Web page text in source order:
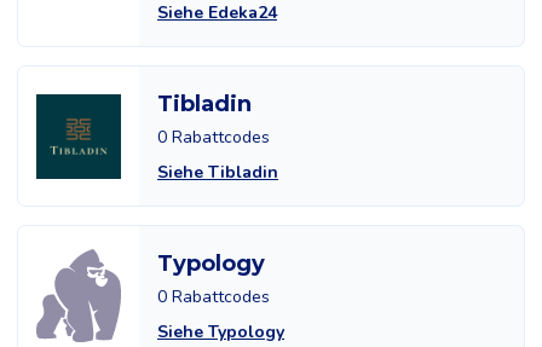
Siehe Edeka24
Tibladin
0 Rabattcodes
Siehe Tibladin
Typology
0 Rabattcodes
Siehe Typology